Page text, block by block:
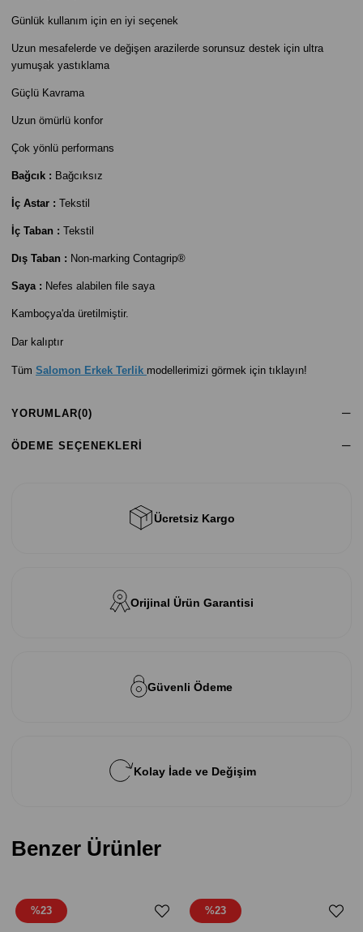
Günlük kullanım için en iyi seçenek
Uzun mesafelerde ve değişen arazilerde sorunsuz destek için ultra
yumuşak yastıklama
Güçlü Kavrama
Uzun ömürlü konfor
Çok yönlü performans
Bağcık : Bağcıksız
İç Astar : Tekstil
İç Taban : Tekstil
Dış Taban : Non-marking Contagrip®
Saya : Nefes alabilen file saya
Kamboçya'da üretilmiştir.
Dar kalıptır
Tüm Salomon Erkek Terlik modellerimizi görmek için tıklayın!
YORUMLAR(0)
ÖDEME SEÇENEKLERI
Ücretsiz Kargo
Orijinal Ürün Garantisi
Güvenli Ödeme
Kolay İade ve Değişim
Benzer Ürünler
%23 %23